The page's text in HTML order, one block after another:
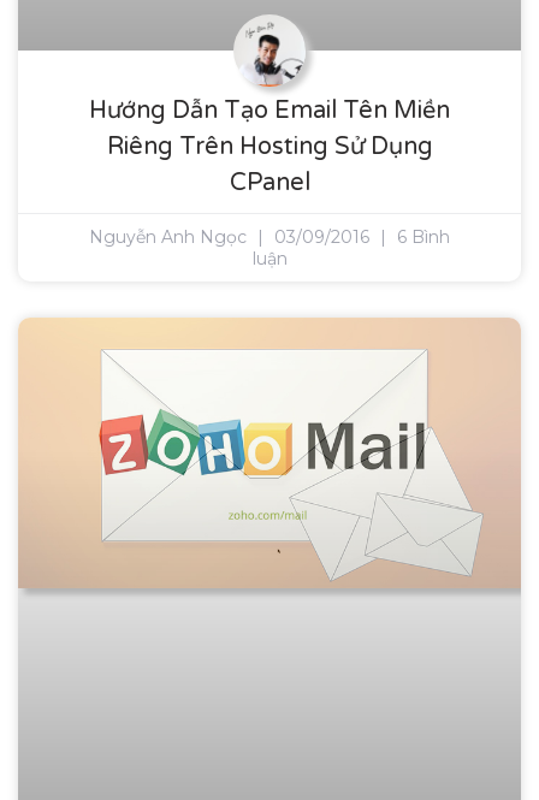
Hướng Dẫn Tạo Email Tên Miền
Riêng Trên Hosting Sử Dụng
CPanel
Nguyễn Anh Ngọc 03/09/2016
6 Bình
luận